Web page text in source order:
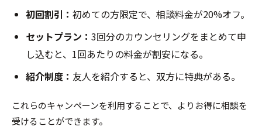
初回割引： 初めての方限定で、相談料金が20%オフ。
セットプラン： 3回分のカウンセリングをまとめて申
し込むと、1回あたりの料金が割安になる。
紹介制度： 友人を紹介すると、双方に特典がある。
これらのキャンペーンを利用することで、よりお得に相談を
受けることができます。